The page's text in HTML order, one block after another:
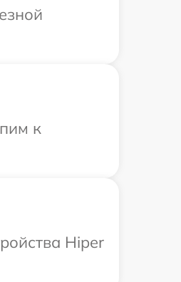
к
Hiper